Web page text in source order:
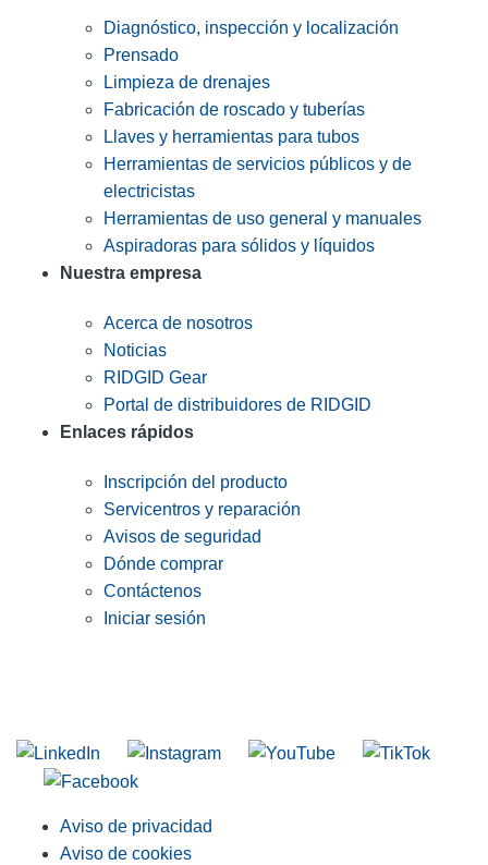
Diagnóstico, inspección y localización
Prensado
Limpieza de drenajes
Fabricación de roscado y tuberías
Llaves y herramientas para tubos
Herramientas de servicios públicos y de
electricistas
Herramientas de uso general y manuales
Aspiradoras para sólidos y líquidos
Nuestra empresa
Acerca de nosotros
Noticias
RIDGID Gear
Portal de distribuidores de RIDGID
Enlaces rápidos
Inscripción del producto
Servicentros y reparación
Avisos de seguridad
Dónde comprar
Contáctenos
Iniciar sesión
Aviso de privacidad
Aviso de cookies